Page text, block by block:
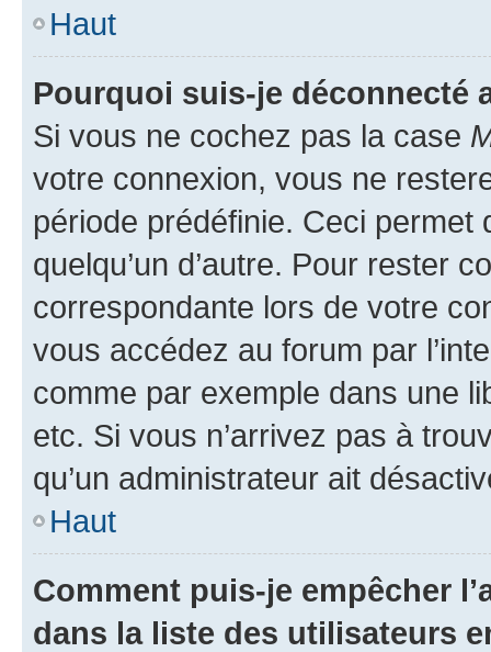
Haut
Pourquoi suis-je déconnecté
Si vous ne cochez pas la case
votre connexion, vous ne
période prédéfinie. Ceci permet
quelqu’un d’autre. Pour rester
correspondante lors de votre
vous accédez au forum par
comme par exemple dans une
etc. Si vous n’arrivez pas à
qu’un administrateur ait
Haut
Comment puis-je empêcher
dans la liste des utilisateurs